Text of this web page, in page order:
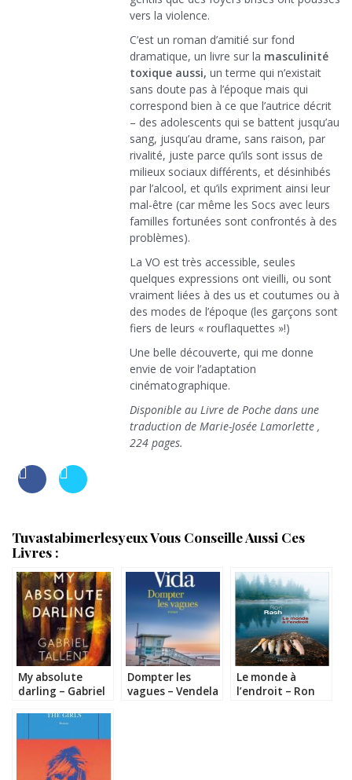
vers la violence.
C’est un roman d’amitié sur fond
dramatique, un livre sur la masculinité
toxique aussi, un terme qui n’existait
sans doute pas à l’époque mais qui
correspond bien à ce que l’autrice décrit
– des adolescents qui se battent jusqu’au
sang, jusqu’au drame, sans raison, par
rivalité, juste parce qu’ils sont issus de
milieux sociaux différents, et désinhibés
par l’alcool, et qu’ils expriment ainsi leur
mal-être (car même les Socs avec leurs
familles fortunées sont confrontés à des
problèmes).
La VO est très accessible, seules
quelques expressions ont vieilli, ou sont
vraiment liées à des us et coutumes ou à
des modes de l’époque (les garçons sont
fiers de leurs « rouflaquettes »!)
Une belle découverte, qui me donne
envie de voir l’adaptation
cinématographique.
Disponible au Livre de Poche dans une
traduction de Marie-Josée Lamorlette ,
224 pages.
Tuvastabimerlesyeux Vous Conseille Aussi Ces
Livres :
My absolute
darling – Gabriel
Dompter les
vagues – Vendela
Le monde à
l’endroit – Ron